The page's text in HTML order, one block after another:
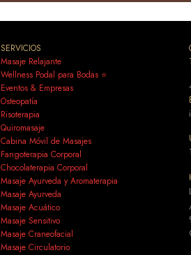
SERVICIOS
Masaje Relajante
Wellness Podal para Bodas ⭐
Eventos & Empresas
Osteopatía
Risoterapia
Quiromasaje
Cabina Móvil de Masajes
Fangoterapia Corporal
Chocolaterapia Corporal
Masaje Ayurveda y Aromaterapia
Masaje Ayurveda
Masaje Acuático
Masaje Sensitivo
Masaje Craneofacial
Masaje Circulatorio